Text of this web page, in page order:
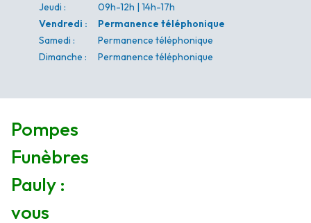
Jeudi :
09h-12h | 14h-17h
Vendredi :
Permanence téléphonique
Samedi :
Permanence téléphonique
Dimanche : Permanence téléphonique
Pompes
Funèbres
Pauly :
vous